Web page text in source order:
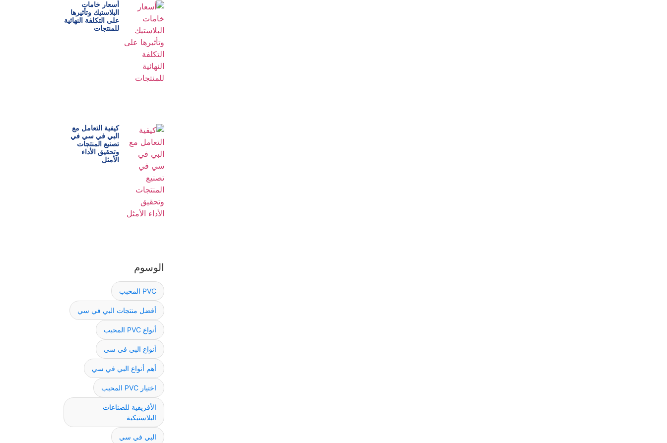
أسعار خامات
البلاستيك وتأثيرها
على التكلفة النهائية
للمنتجات
كيفية التعامل مع
البي في سي في
تصنيع المنتجات
وتحقيق الأداء
الأمثل
الوسوم
PVC المحبب
أفضل منتجات البي في سي
أنواع PVC المحبب
أنواع البي في سي
أهم أنواع البي في سي
اختيار PVC المحبب
الأفريقية للصناعات
البلاستيكية
البي في سي